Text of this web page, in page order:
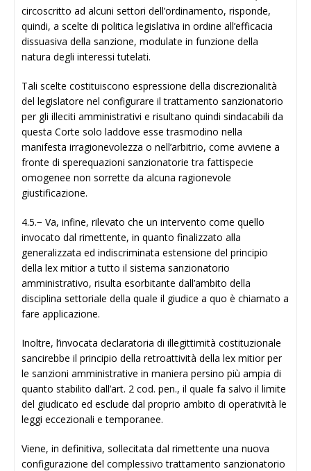
circoscritto ad alcuni settori dell’ordinamento, risponde,
quindi, a scelte di politica legislativa in ordine all’efficacia
dissuasiva della sanzione, modulate in funzione della
natura degli interessi tutelati.
Tali scelte costituiscono espressione della discrezionalità
del legislatore nel configurare il trattamento sanzionatorio
per gli illeciti amministrativi e risultano quindi sindacabili da
questa Corte solo laddove esse trasmodino nella
manifesta irragionevolezza o nell’arbitrio, come avviene a
fronte di sperequazioni sanzionatorie tra fattispecie
omogenee non sorrette da alcuna ragionevole
giustificazione.
4.5.− Va, infine, rilevato che un intervento come quello
invocato dal rimettente, in quanto finalizzato alla
generalizzata ed indiscriminata estensione del principio
della lex mitior a tutto il sistema sanzionatorio
amministrativo, risulta esorbitante dall’ambito della
disciplina settoriale della quale il giudice a quo è chiamato a
fare applicazione.
Inoltre, l’invocata declaratoria di illegittimità costituzionale
sancirebbe il principio della retroattività della lex mitior per
le sanzioni amministrative in maniera persino più ampia di
quanto stabilito dall’art. 2 cod. pen., il quale fa salvo il limite
del giudicato ed esclude dal proprio ambito di operatività le
leggi eccezionali e temporanee.
Viene, in definitiva, sollecitata dal rimettente una nuova
configurazione del complessivo trattamento sanzionatorio